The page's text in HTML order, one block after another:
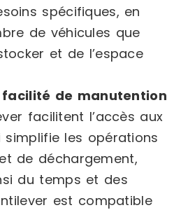
spécifiques, en
de véhicules que
et de l’espace
de manutention
facilitent l’accès aux
simplifie les opérations
de déchargement,
du temps et des
est compatible